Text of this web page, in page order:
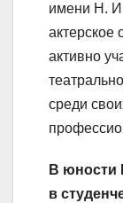
имени Н.
актерское
активно
среди
В юности
в